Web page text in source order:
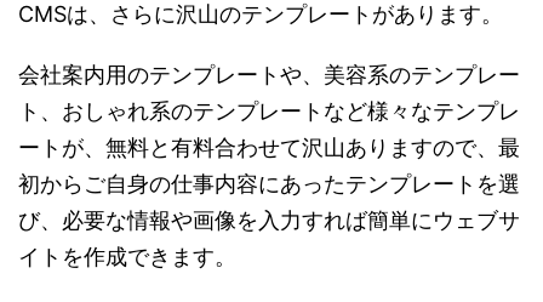
CMSは、さらに沢山のテンプレートがあります。
会社案内用のテンプレートや、美容系のテンプレー
ト、おしゃれ系のテンプレートなど様々なテンプレ
ートが、無料と有料合わせて沢山ありますので、最
初からご自身の仕事内容にあったテンプレートを選
び、必要な情報や画像を入力すれば簡単にウェブサ
イトを作成できます。